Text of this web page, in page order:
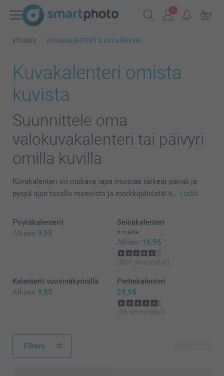
ETUSIVU KUVAKALENTERIT & KUVAPÄIVYRI
Kuvakalenteri omista
kuvista
Suunnittele oma
valokuvakalenteri tai päivyri
omilla kuvilla
Kuvakalenteri on mukava tapa muistaa tärkeät päivät ja
pysyä ajan tasalla menoista ja merkkipäivistä! K… Lisää
Pöytäkalenterit
Alkaen 9,95
Seinäkalenteri
6 mallia
Alkaen 16,95
(654 arvostelut)
Kalenterit vuosinäkymällä
Alkaen 9,95
Perhekalenteri
29,95
(36 arvostelut)
Filters